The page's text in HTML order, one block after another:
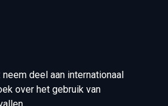
neem deel aan internationaal
over het gebruik van